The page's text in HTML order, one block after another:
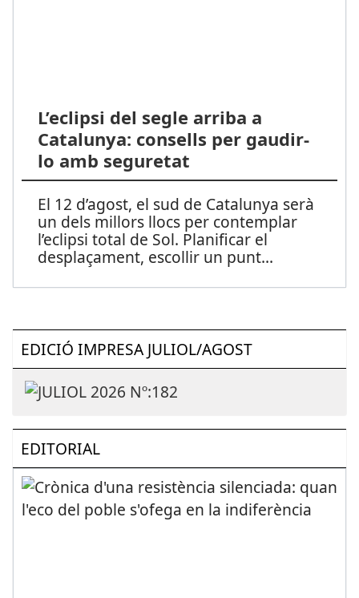
L’eclipsi del segle arriba a
Catalunya: consells per gaudir-
lo amb seguretat
El 12 d’agost, el sud de Catalunya serà
un dels millors llocs per contemplar
l’eclipsi total de Sol. Planificar el
desplaçament, escollir un punt...
EDICIÓ IMPRESA JULIOL/AGOST
EDITORIAL